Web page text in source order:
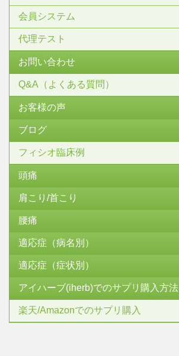
会員システム
代理テスト
お問い合わせ
Q&A（よくある質問）
お客様の声
ブログ
フィシオ臨床例
頭痛
肩こり/首こり
腰痛
適応症（病名別）
適応症（症状別）
アイハーブ(iherb)でのサプリ購入方法
楽天/Amazonでのサプリ購入